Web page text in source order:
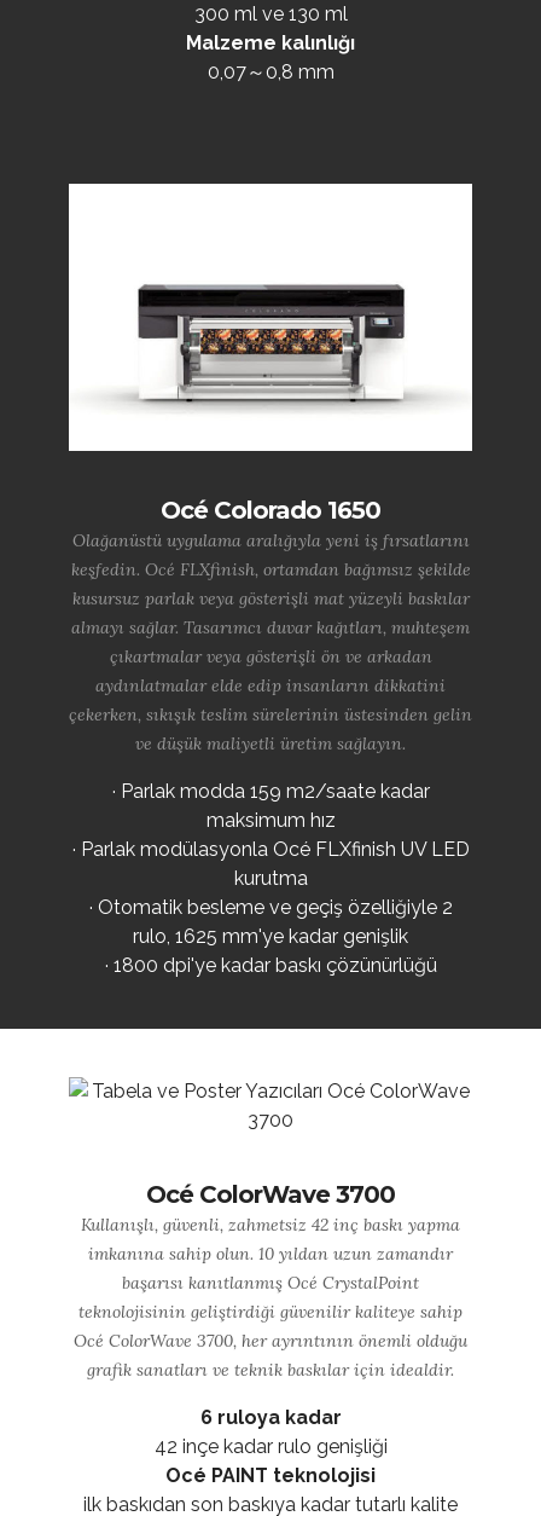
300 ml ve 130 ml
Malzeme kalınlığı
0,07～0,8 mm
Océ Colorado 1650
Olağanüstü uygulama aralığıyla yeni iş fırsatlarını
keşfedin. Océ FLXfinish, ortamdan bağımsız şekilde
kusursuz parlak veya gösterişli mat yüzeyli baskılar
almayı sağlar. Tasarımcı duvar kağıtları, muhteşem
çıkartmalar veya gösterişli ön ve arkadan
aydınlatmalar elde edip insanların dikkatini
çekerken, sıkışık teslim sürelerinin üstesinden gelin
ve düşük maliyetli üretim sağlayın.
· Parlak modda 159 m2/saate kadar
maksimum hız
· Parlak modülasyonla Océ FLXfinish UV LED
kurutma
· Otomatik besleme ve geçiş özelliğiyle 2
rulo, 1625 mm'ye kadar genişlik
· 1800 dpi'ye kadar baskı çözünürlüğü
Océ ColorWave 3700
Kullanışlı, güvenli, zahmetsiz 42 inç baskı yapma
imkanına sahip olun. 10 yıldan uzun zamandır
başarısı kanıtlanmış Océ CrystalPoint
teknolojisinin geliştirdiği güvenilir kaliteye sahip
Océ ColorWave 3700, her ayrıntının önemli olduğu
grafik sanatları ve teknik baskılar için idealdir.
6 ruloya kadar
42 inçe kadar rulo genişliği
Océ PAINT teknolojisi
ilk baskıdan son baskıya kadar tutarlı kalite